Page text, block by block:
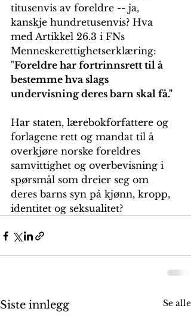
titusenvis av foreldre -- ja,
kanskje hundretusenvis? Hva
med Artikkel 26.3 i FNs
Menneskerettighetserklæring:
"Foreldre har fortrinnsrett til å
bestemme hva slags
undervisning deres barn skal få."
Har staten, lærebokforfattere og
forlagene rett og mandat til å
overkjøre norske foreldres
samvittighet og overbevisning i
spørsmål som dreier seg om
deres barns syn på kjønn, kropp,
identitet og seksualitet?
Siste innlegg Se alle